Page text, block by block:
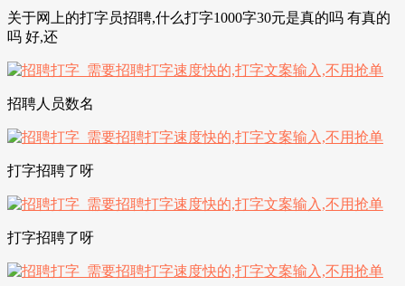
关于网上的打字员招聘,什么打字1000字30元是真的吗 有真的
吗 好,还
招聘人员数名
打字招聘了呀
打字招聘了呀